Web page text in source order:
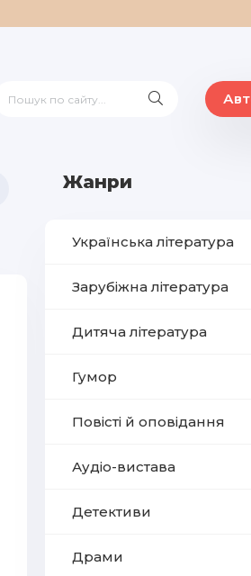
Жанри
Українська література
Зарубіжна література
Дитяча література
Гумор
Повісті й оповідання
Аудіо-вистава
Детективи
Драми